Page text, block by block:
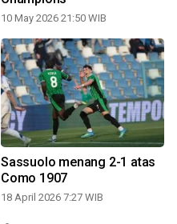
10 May 2026 21:50 WIB
Sassuolo menang 2-1 atas
Como 1907
18 April 2026 7:27 WIB